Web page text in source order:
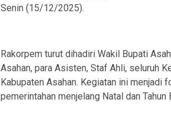
Senin (15/12/2025).
Rakorpem turut dihadiri Wakil Bupati
Asahan, para Asisten, Staf Ahli, seluruh
Kabupaten Asahan. Kegiatan ini menjadi
pemerintahan menjelang Natal dan Tahun